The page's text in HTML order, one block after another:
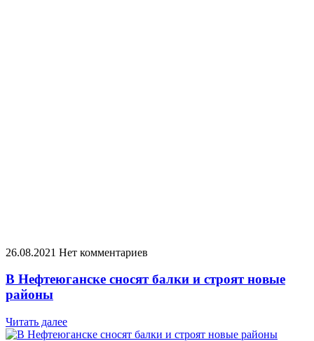
26.08.2021 Нет комментариев
В Нефтеюганске сносят балки и строят новые
районы
Читать далее